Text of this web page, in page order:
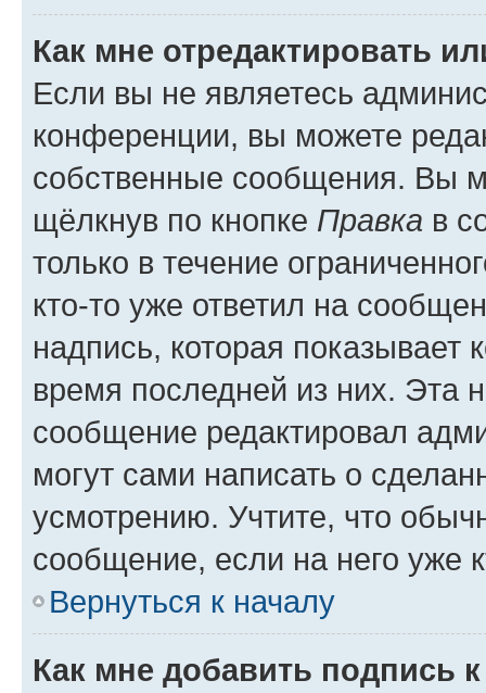
Как мне отредактировать
Если вы не являетесь
конференции, вы можете
собственные сообщения. Вы
щёлкнув по кнопке Правка в
только в течение
кто-то уже ответил на
надпись, которая показывает
время последней из них. Эта
сообщение редактировал
могут сами написать о
усмотрению. Учтите, что
сообщение, если на него уже
Вернуться к началу
Как мне добавить подпись